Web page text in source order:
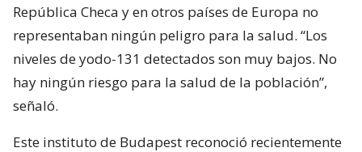
República Checa y en otros países de Europa no
representaban ningún peligro para la salud. “Los
niveles de yodo-131 detectados son muy bajos. No
hay ningún riesgo para la salud de la población”,
señaló.
Este instituto de Budapest reconoció recientemente